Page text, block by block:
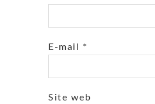
E-mail *
Site web